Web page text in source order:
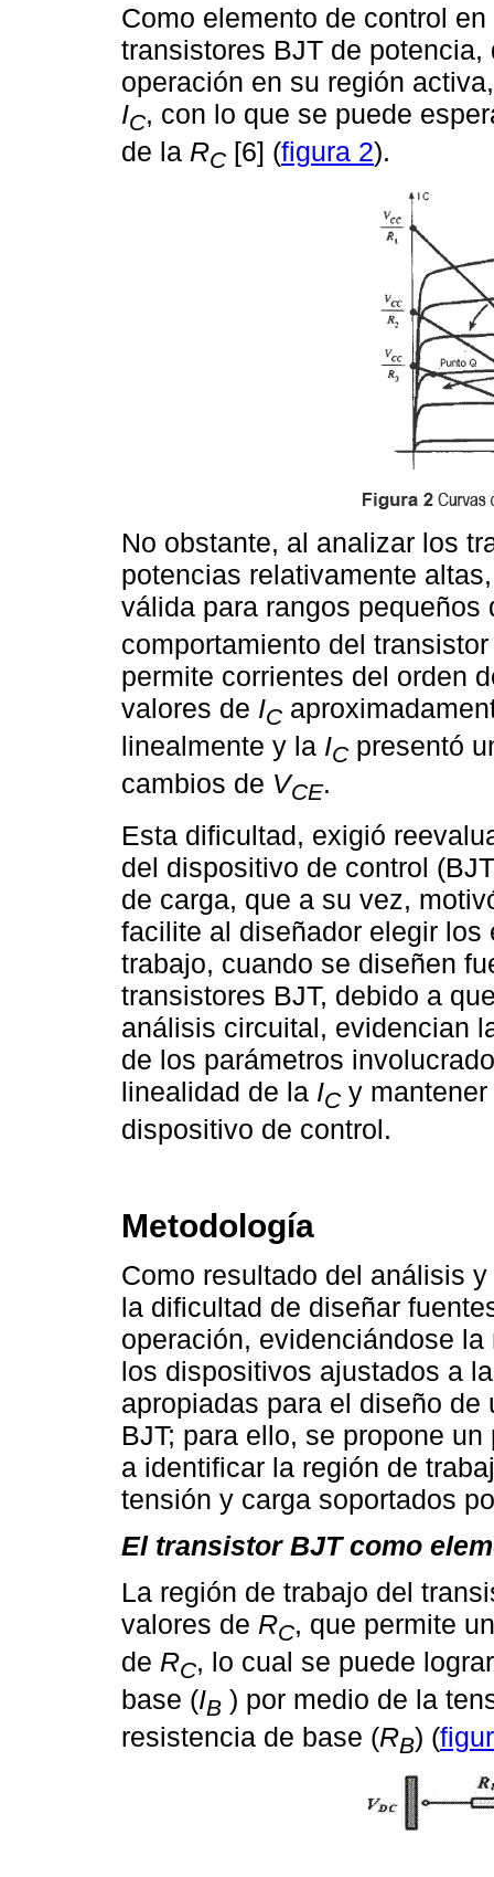
Como elemento de control
transistores BJT de
operación en su región
IC, con lo que se puede
de la RC[6] (figura 2).
No obstante, al analizar los
potencias relativamente
válida para rangos pequeños
comportamiento del
permite corrientes del orden
valores de IC
linealmente y la ICpresentó
cambios de VCE.
Esta dificultad, exigió
del dispositivo de control
de carga, que a su vez,
facilite al diseñador elegir
trabajo, cuando se diseñen
transistores BJT, debido a
análisis circuital, evidencian
de los parámetros
linealidad de la ICy mantener
dispositivo de control.
Metodología
Como resultado del análisis
la dificultad de diseñar
operación, evidenciándose
los dispositivos ajustados a
apropiadas para el diseño
BJT; para ello, se propone
a identificar la región de
tensión y carga soportados
El transistor BJT como
La región de trabajo del
valores de RC, que permite
de RC, lo cual se puede
base (IB ) por medio de la
resistencia de base (RB) (